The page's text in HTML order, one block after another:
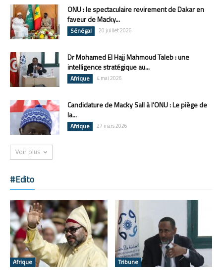
ONU : le spectaculaire revirement de Dakar en
faveur de Macky...
Sénégal 20 juillet 2026
Dr Mohamed El Hajj Mahmoud Taleb : une
intelligence stratégique au...
Afrique 4 mai 2026
Candidature de Macky Sall à l’ONU : Le piège de
la...
Afrique 27 mars 2026
Voir plus
#Edito
Afrique Tribune